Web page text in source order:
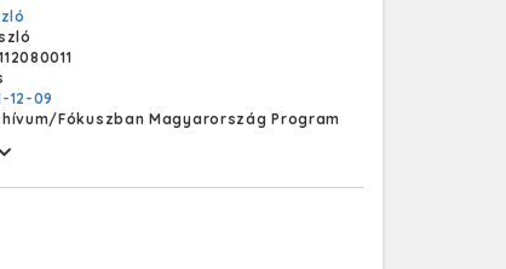
12-09
Fókuszban Magyarország Program